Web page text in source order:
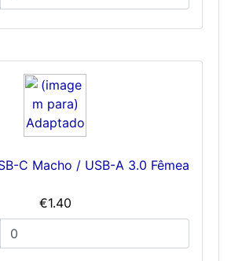
C Macho / USB-A 3.0 Fêmea
€1.40